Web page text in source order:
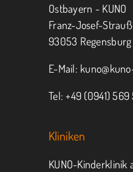
MITMACHEN
Ostbayern - KUNO
Franz-Josef-
93053 Regensburg
E-Mail:
Tel: +49 (0941)
Kliniken
KUNO-Kinderklinik